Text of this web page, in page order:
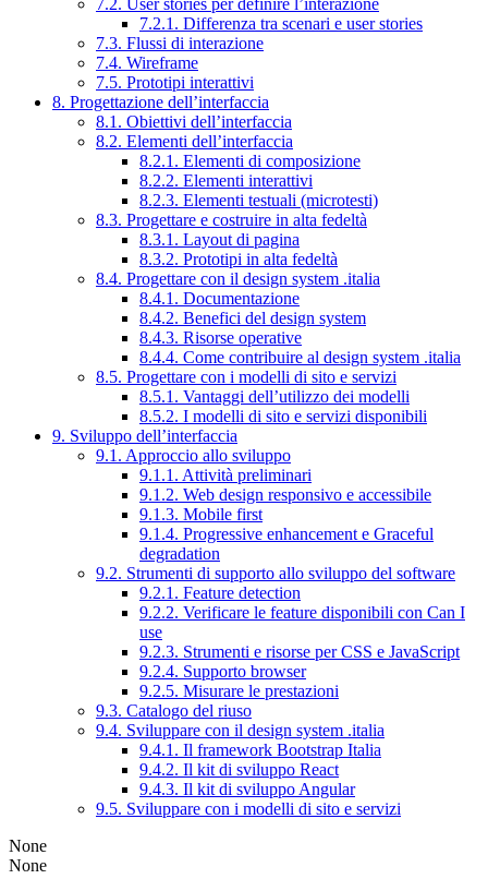
7.2. User stories per definire l’interazione
7.2.1. Differenza tra scenari e user stories
7.3. Flussi di interazione
7.4. Wireframe
7.5. Prototipi interattivi
8. Progettazione dell’interfaccia
8.1. Obiettivi dell’interfaccia
8.2. Elementi dell’interfaccia
8.2.1. Elementi di composizione
8.2.2. Elementi interattivi
8.2.3. Elementi testuali (microtesti)
8.3. Progettare e costruire in alta fedeltà
8.3.1. Layout di pagina
8.3.2. Prototipi in alta fedeltà
8.4. Progettare con il design system .italia
8.4.1. Documentazione
8.4.2. Benefici del design system
8.4.3. Risorse operative
8.4.4. Come contribuire al design system .italia
8.5. Progettare con i modelli di sito e servizi
8.5.1. Vantaggi dell’utilizzo dei modelli
8.5.2. I modelli di sito e servizi disponibili
9. Sviluppo dell’interfaccia
9.1. Approccio allo sviluppo
9.1.1. Attività preliminari
9.1.2. Web design responsivo e accessibile
9.1.3. Mobile first
9.1.4. Progressive enhancement e Graceful
degradation
9.2. Strumenti di supporto allo sviluppo del software
9.2.1. Feature detection
9.2.2. Verificare le feature disponibili con Can I
use
9.2.3. Strumenti e risorse per CSS e JavaScript
9.2.4. Supporto browser
9.2.5. Misurare le prestazioni
9.3. Catalogo del riuso
9.4. Sviluppare con il design system .italia
9.4.1. Il framework Bootstrap Italia
9.4.2. Il kit di sviluppo React
9.4.3. Il kit di sviluppo Angular
9.5. Sviluppare con i modelli di sito e servizi
None
None